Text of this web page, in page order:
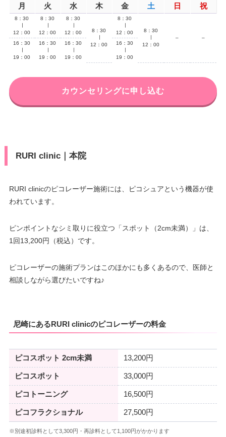
月 火 水 木 金 土 日 祝
8：30
12：00
8：30
12：00
8：30
12：00
8：30
12：00
8：30
12：00
8：30
12：00
–
–
16：30
19：00
16：30
19：00
16：30
19：00
16：30
19：00
カウンセリングに申し込む
RURI clinic｜本院
RURI clinicのピコレーザー施術には、ピコシュアという機器が使
われています。
ピンポイントなシミ取りに役立つ「スポット（2cm未満）」は、
1回13,200円（税込）です。
ピコレーザーの施術プランはこのほかにも多くあるので、医師と
相談しながら選びたいですね♪
尼崎にあるRURI clinicのピコレーザーの料金
ピコスポット 2cm未満 13,200円
ピコスポット 33,000円
ピコトーニング 16,500円
ピコフラクショナル 27,500円
※別途初診料として3,300円・再診料として1,100円がかかります